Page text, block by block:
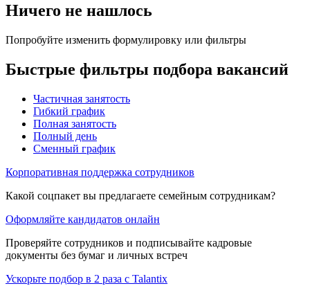
Ничего не нашлось
Попробуйте изменить формулировку или фильтры
Быстрые фильтры подбора вакансий
Частичная занятость
Гибкий график
Полная занятость
Полный день
Сменный график
Корпоративная поддержка сотрудников
Какой соцпакет вы предлагаете семейным сотрудникам?
Оформляйте кандидатов онлайн
Проверяйте сотрудников и подписывайте кадровые
документы без бумаг и личных встреч
Ускорьте подбор в 2 раза с Talantix